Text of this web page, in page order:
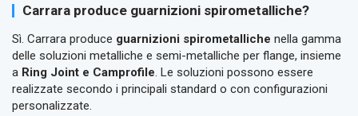
Carrara produce guarnizioni spirometalliche?
Sì. Carrara produce guarnizioni spirometalliche nella gamma
delle soluzioni metalliche e semi-metalliche per flange, insieme
a Ring Joint e Camprofile. Le soluzioni possono essere
realizzate secondo i principali standard o con configurazioni
personalizzate.